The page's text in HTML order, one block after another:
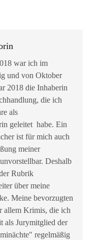
war ich im
und von Oktober
2018 die Inhaberin
die ich
als
geleitet habe. Ein
ist für mich auch
meiner
Deshalb
Rubrik
über meine
Meine bevorzugten
allem Krimis, die ich
als Jurymitglied der
regelmäßig